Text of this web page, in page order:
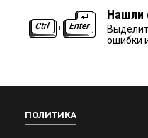
Нашли
ошибки
ПОЛИТИКА